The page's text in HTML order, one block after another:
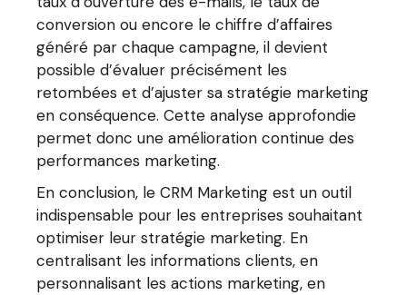
conversion ou encore le chiffre d’affaires
généré par chaque campagne, il devient
possible d’évaluer précisément les
retombées et d’ajuster sa stratégie marketing
en conséquence. Cette analyse approfondie
permet donc une amélioration continue des
performances marketing.
En conclusion, le CRM Marketing est un outil
indispensable pour les entreprises souhaitant
optimiser leur stratégie marketing. En
centralisant les informations clients, en
personnalisant les actions marketing, en